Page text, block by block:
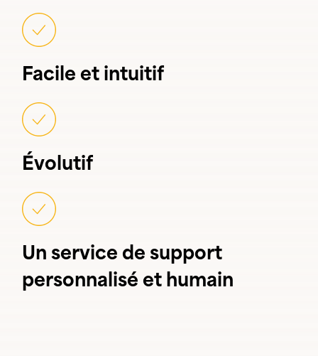
Facile et intuitif
Évolutif
Un service de support
personnalisé et humain